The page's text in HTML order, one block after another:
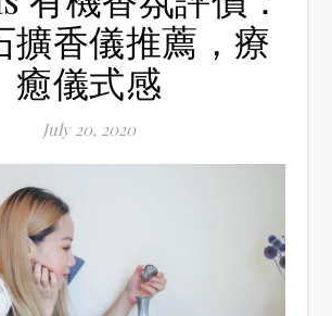
擴香儀推薦，療
癒儀式感
July 20, 2020